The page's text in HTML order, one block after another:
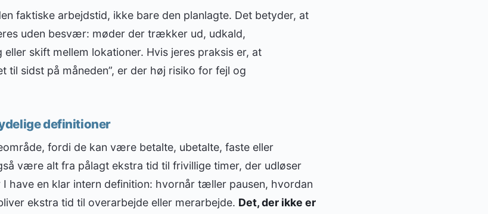
faktiske arbejdstid, ikke bare den planlagte. Det betyder, at
uden besvær: møder der trækker ud, udkald,
skift mellem lokationer. Hvis jeres praksis er, at
til sidst på måneden”, er der høj risiko for fejl og
definitioner
fordi de kan være betalte, ubetalte, faste eller
være alt fra pålagt ekstra tid til frivillige timer, der udløser
have en klar intern definition: hvornår tæller pausen, hvordan
ekstra tid til overarbejde eller merarbejde. Det, der ikke er